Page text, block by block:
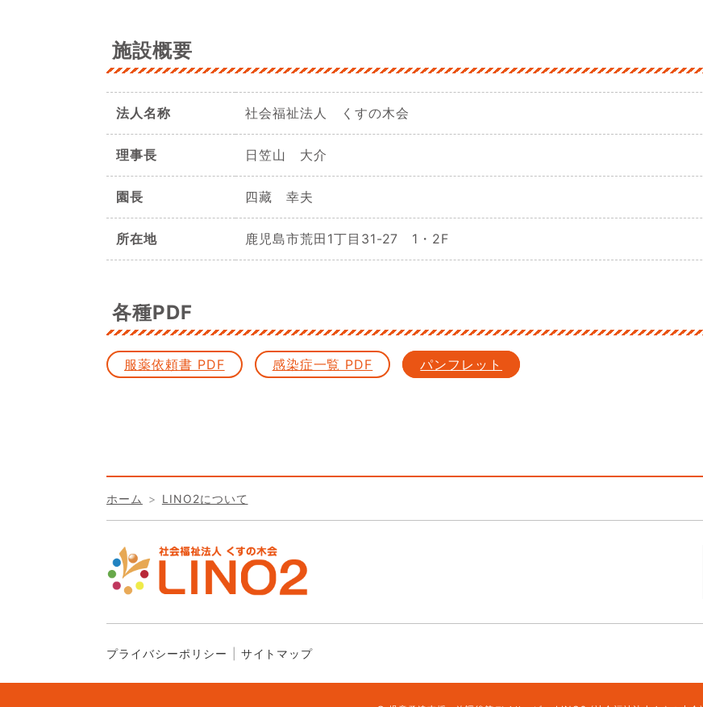
施設概要
法人名称 社会福祉法人 くすの木会
理事長 日笠山 大介
園長 四藏 幸夫
所在地 鹿児島市荒田1丁目31-27 1・2F
各種PDF
服薬依頼書 PDF 感染症一覧 PDF パンフレット
ホーム LINO2について
プライバシーポリシー サイトマップ